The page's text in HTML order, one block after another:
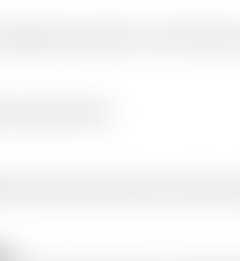
à l'ammoniac NH3 , , au HFC et au HFO.
avec NH3, HFC et HFO.
et réduire les temps d'arrêt coûteux. Nos